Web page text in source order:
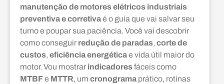
manutenção de motores elétricos industriais
preventiva e corretivaé o guia que vai salvar seu
turno e poupar sua paciência. Você vai descobrir
como conseguir redução de paradas, corte de
custos, eficiência energéticae vida útil maior do
motor. Vou mostrar indicadoresfáceis como
MTBFe MTTR, um cronograma prático, rotinas